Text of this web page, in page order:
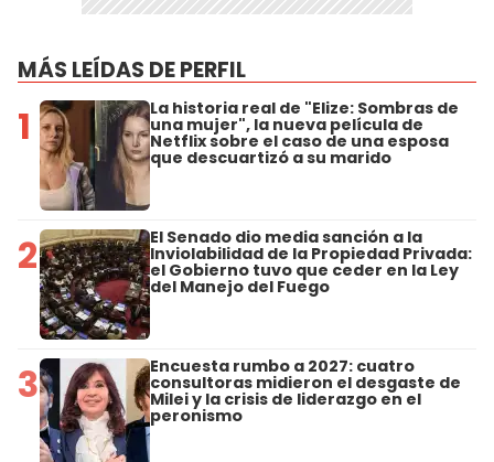
MÁS LEÍDAS DE PERFIL
1 La historia real de "Elize: Sombras de
una mujer", la nueva película de
Netflix sobre el caso de una esposa
que descuartizó a su marido
2 El Senado dio media sanción a la
Inviolabilidad de la Propiedad Privada:
el Gobierno tuvo que ceder en la Ley
del Manejo del Fuego
3 Encuesta rumbo a 2027: cuatro
consultoras midieron el desgaste de
Milei y la crisis de liderazgo en el
peronismo